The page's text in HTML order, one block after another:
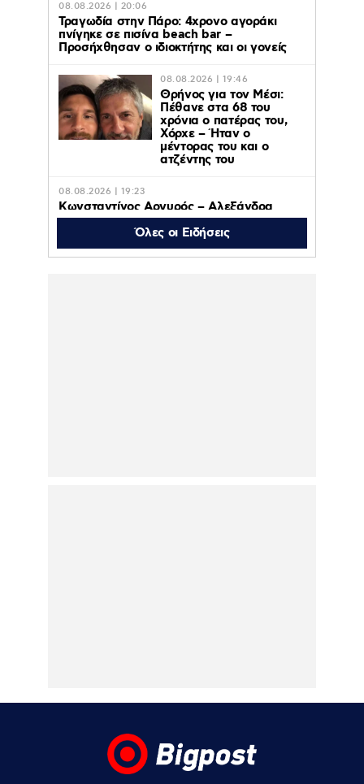
08.08.2026 | 20:06
Τραγωδία στην Πάρο: 4χρονο αγοράκι
πνίγηκε σε πισίνα beach bar –
Προσήχθησαν ο ιδιοκτήτης και οι γονείς
08.08.2026 | 19:46
Θρήνος για τον Μέσι:
Πέθανε στα 68 του
χρόνια ο πατέρας του,
Χόρχε – Ήταν ο
μέντορας του και ο
ατζέντης του
08.08.2026 | 19:23
Κωνσταντίνος Αργυρός – Αλεξάνδρα
Νίκα: Φωτογραφίες από τις διακοπές σε
πολυτελές γιοτ με τα δύο παιδιά τους
Όλες οι Ειδήσεις